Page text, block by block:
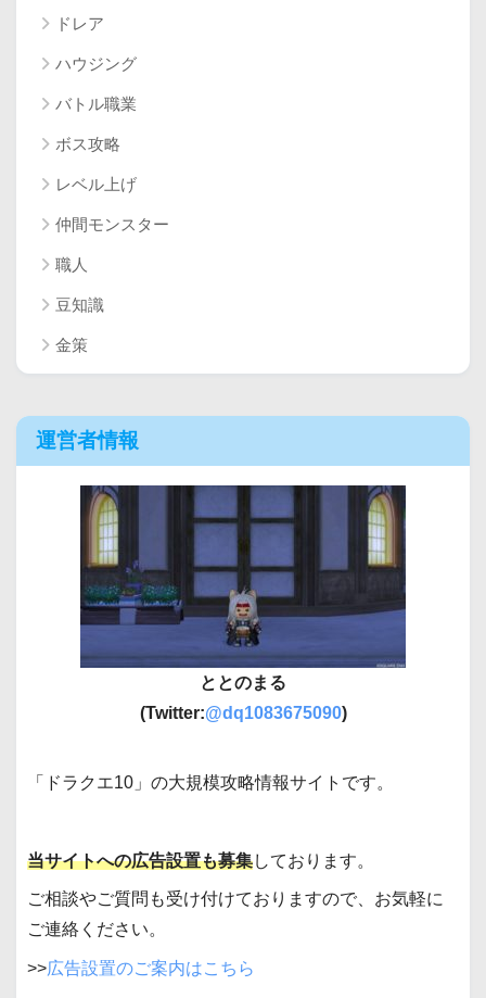
ドレア
ハウジング
バトル職業
ボス攻略
レベル上げ
仲間モンスター
職人
豆知識
金策
運営者情報
ととのまる
(Twitter:@dq1083675090)
「ドラクエ10」の大規模攻略情報サイトです。
当サイトへの広告設置も募集しております。
ご相談やご質問も受け付けておりますので、お気軽に
ご連絡ください。
>>広告設置のご案内はこちら